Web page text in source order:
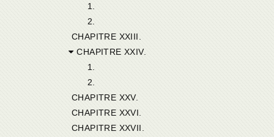
1.
2.
CHAPITRE XXIII.
CHAPITRE XXIV.
1.
2.
CHAPITRE XXV.
CHAPITRE XXVI.
CHAPITRE XXVII.